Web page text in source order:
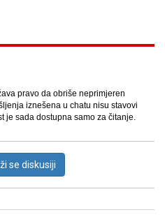
pravo da obriše neprimjeren
iznešena u chatu nisu stavovi
je sada dostupna samo za čitanje.
se diskusiji